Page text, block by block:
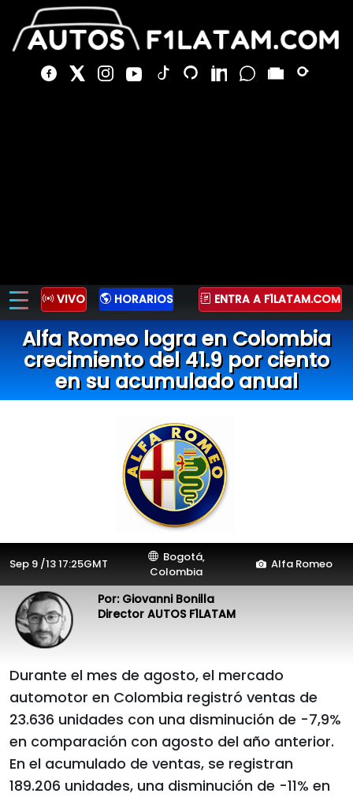
VIVO HORARIOS ENTRA A F1LATAM.COM
Alfa Romeo logra en Colombia
crecimiento del 41.9 por ciento
en su acumulado anual
Sep 9 /13 17:25GMT
Bogotá,
Colombia
Alfa Romeo
Por: Giovanni Bonilla
Director AUTOS F1LATAM
Durante el mes de agosto, el mercado
automotor en Colombia registró ventas de
23.636 unidades con una disminución de -7,9%
en comparación con agosto del año anterior.
En el acumulado de ventas, se registran
189.206 unidades, una disminución de -11% en